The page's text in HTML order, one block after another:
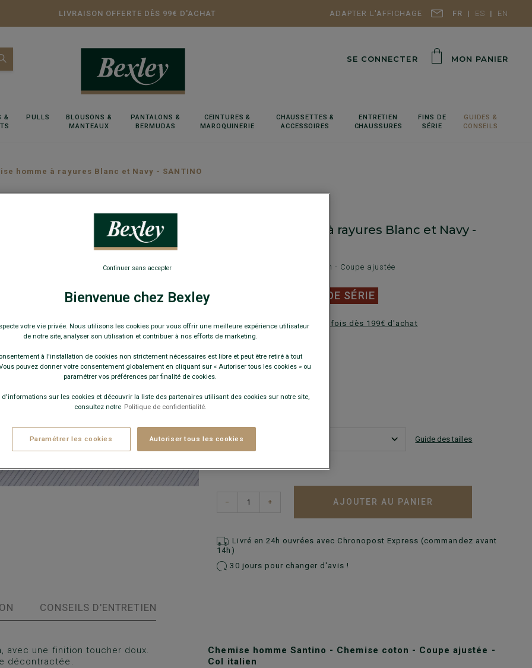
FR ES EN
LIVRAISON OFFERTE DÈS 99€ D'ACHAT ADAPTER L'AFFICHAGE
SE CONNECTER MON PANIER
&
PULLS
BLOUSONS &
MANTEAUX
PANTALONS &
BERMUDAS
CEINTURES &
MAROQUINERIE
CHAUSSETTES &
ACCESSOIRES
ENTRETIEN
CHAUSSURES
FINS DE
SÉRIE
GUIDES &
CONSEILS
homme à rayures Blanc et Navy - SANTINO
Chemise homme à rayures Blanc et Navy -
Manches longues - Col Italien - Coupe ajustée
FINS DE SÉRIE
Payez en plusieurs fois dès 199€ d'achat
Guide des tailles
− + AJOUTER AU PANIER
Livré en 24h ouvrées avec Chronopost Express (commandez avant
14h)
30 jours pour changer d'avis !
CONSEILS D'ENTRETIEN
, avec une finition toucher doux.
décontractée.
Chemise homme Santino - Chemise coton - Coupe ajustée -
Col italien
Bienvenue chez Bexley
votre vie privée. Nous utilisons les cookies pour vous offrir une meilleure expérience utilisateur
de notre site, analyser son utilisation et contribuer à nos efforts de marketing.
à l'installation de cookies non strictement nécessaires est libre et peut être retiré à tout
pouvez donner votre consentement globalement en cliquant sur « Autoriser tous les cookies » ou
paramétrer vos préférences par finalité de cookies.
d'informations sur les cookies et découvrir la liste des partenaires utilisant des cookies sur notre site,
consultez notre Politique de confidentialité.
Paramétrer les cookies Autoriser tous les cookies
Continuer sans accepter